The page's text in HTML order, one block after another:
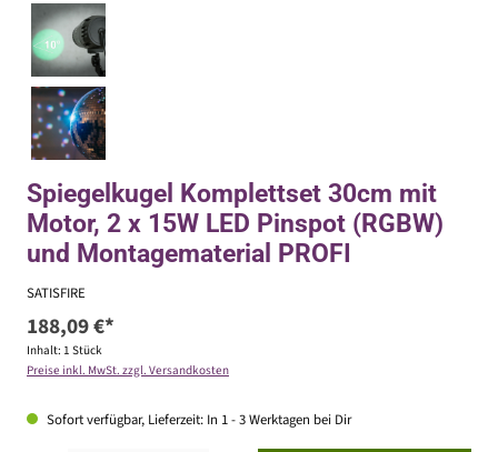
Spiegelkugel Komplettset 30cm mit
Motor, 2 x 15W LED Pinspot (RGBW)
und Montagematerial PROFI
SATISFIRE
188,09 €*
Inhalt: 1 Stück
Preise inkl. MwSt. zzgl. Versandkosten
Sofort verfügbar, Lieferzeit: In 1 - 3 Werktagen bei Dir